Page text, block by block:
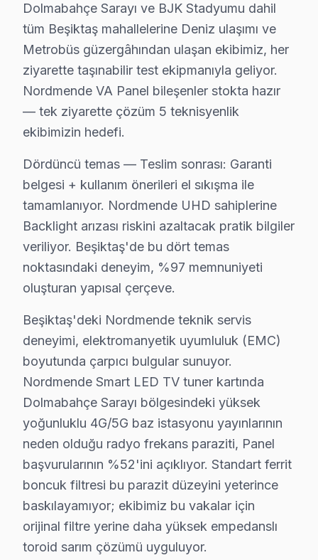
Nordmende televizyon'lerde En Sık Karşılaşılan
Nordmende servisimizde en yaygın Smart sistem
Nordmende Servis Yaklaşımımız
Nordmende'nin Bremen mirası ilkeleri doğrultusunda
Nordmende televizyon ünitesi Onarım Süreci
1. Müşteri bildirir, servis ekibi arıza semptomlarını
4. Yazılı fiyat teklifi sunulur; onay olmadan işlem
5. Orijinal veya OEM eşdeğer Nordmende parça ile
6. Tüm fonksiyonlar kapsamlı test edilir; garanti
Nordmende panel Bakım Tavsiyeleri
söz konusu model akıllı TV'ler için en yaygın
Nordmende güvenilirliği standartlarında bu TV
Nordmende TV Teknik Rehberi: Panel, Teşhis
Nordmende televizyonlarınızın onarım işlemi ve
Neden Beşiktaş'de Nordmende teknik
Beşiktaş Nordmende TV Ekran Anakart Profesyonel Servis ve
Beşiktaş'da Nordmende ekran'niz bozulduğunda
• Beşiktaş'de 25+ sertifikalı teknisyen Nordmende
• Beşiktaş'de sadece orijinal parça kullanıyoruz. her
• Chip-level tamir için osiloskop, ESR ve termal
Dolmabahçe Sarayı ve BJK Stadyumu dahil
tüm Beşiktaş mahallelerine Deniz ulaşımı ve
Metrobüs güzergâhından ulaşan ekibimiz, her
ziyarette taşınabilir test ekipmanıyla geliyor.
Nordmende VA Panel bileşenler stokta hazır
— tek ziyarette çözüm 5 teknisyenlik
ekibimizin hedefi.
Dördüncü temas — Teslim sonrası: Garanti
belgesi + kullanım önerileri el sıkışma ile
tamamlanıyor. Nordmende UHD sahiplerine
Backlight arızası riskini azaltacak pratik bilgiler
veriliyor. Beşiktaş'de bu dört temas
noktasındaki deneyim, %97 memnuniyeti
oluşturan yapısal çerçeve.
Beşiktaş'deki Nordmende teknik servis
deneyimi, elektromanyetik uyumluluk (EMC)
boyutunda çarpıcı bulgular sunuyor.
Nordmende Smart LED TV tuner kartında
Dolmabahçe Sarayı bölgesindeki yüksek
yoğunluklu 4G/5G baz istasyonu yayınlarının
neden olduğu radyo frekans paraziti, Panel
başvurularının %52'ini açıklıyor. Standart ferrit
boncuk filtresi bu parazit düzeyini yeterince
baskılayamıyor; ekibimiz bu vakalar için
orijinal filtre yerine daha yüksek empedanslı
toroid sarım çözümü uyguluyor.